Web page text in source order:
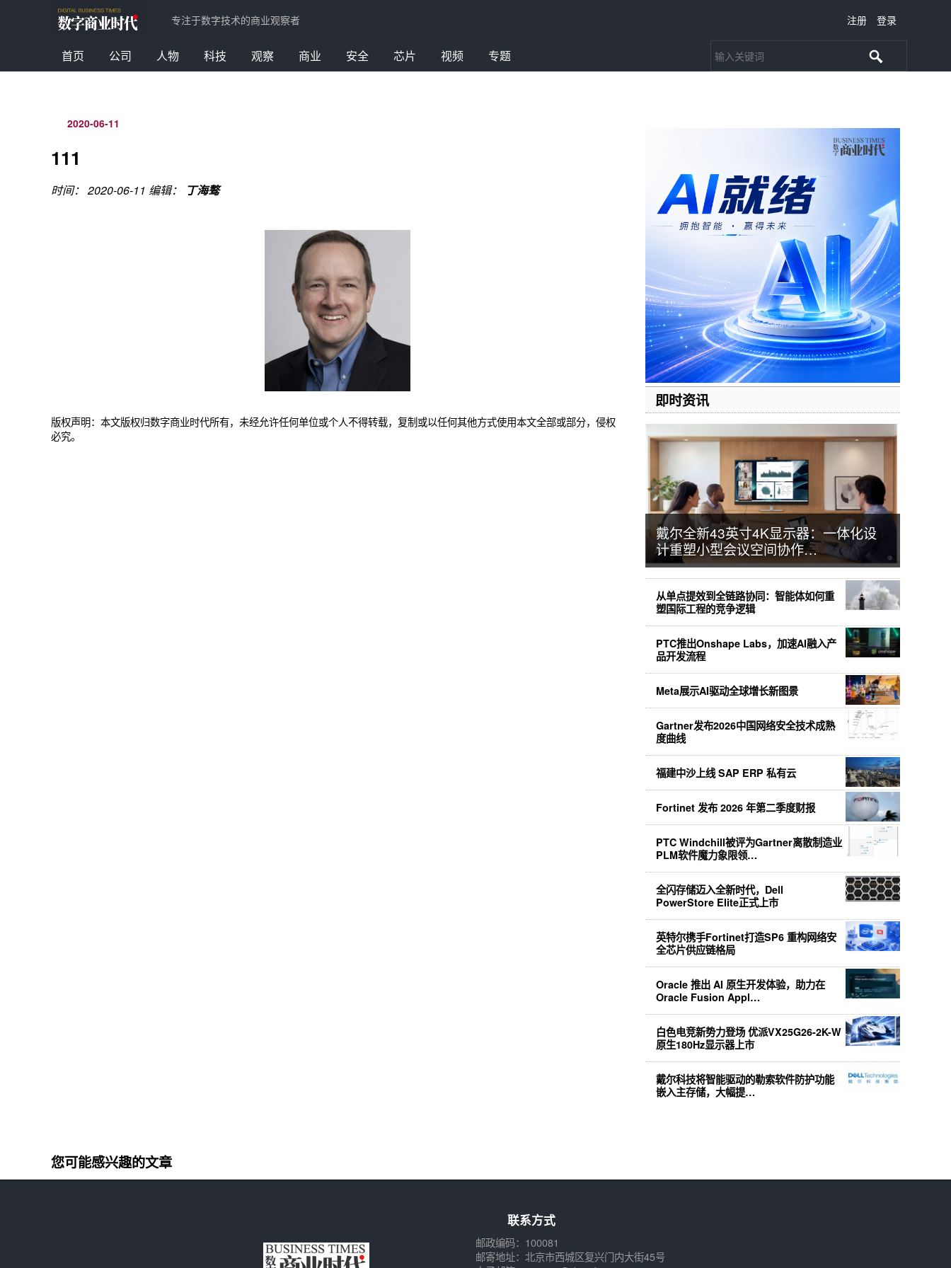
专注于数字技术的商业观察者 注册 登录
首页 公司 人物 科技 观察 商业 安全 芯片 视频 专题
2020-06-11
111
时间： 2020-06-11 编辑： 丁海骜
版权声明：本文版权归数字商业时代所有，未经允许任何单位或个人不得转载，复制或以任何其他方式使用本文全部或部分，侵权
必究。
即时资讯
戴尔全新43英寸4K显示器：一体化设
计重塑小型会议空间协作…
从单点提效到全链路协同：智能体如何重
塑国际工程的竞争逻辑
PTC推出Onshape Labs，加速AI融入产
品开发流程
Meta展示AI驱动全球增长新图景
Gartner发布2026中国网络安全技术成熟
度曲线
福建中沙上线 SAP ERP 私有云
Fortinet 发布 2026 年第二季度财报
PTC Windchill被评为Gartner离散制造业
PLM软件魔力象限领…
全闪存储迈入全新时代，Dell
PowerStore Elite正式上市
英特尔携手Fortinet打造SP6 重构网络安
全芯片供应链格局
Oracle 推出 AI 原生开发体验，助力在
Oracle Fusion Appl…
白色电竞新势力登场 优派VX25G26-2K-W
原生180Hz显示器上市
戴尔科技将智能驱动的勒索软件防护功能
嵌入主存储，大幅提…
您可能感兴趣的文章
联系方式
邮政编码：100081
邮寄地址：北京市西城区复兴门内大街45号